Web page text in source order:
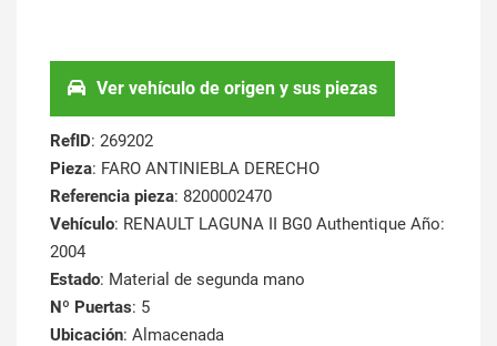
Ver vehículo de origen y sus piezas
RefID: 269202
Pieza: FARO ANTINIEBLA DERECHO
Referencia pieza: 8200002470
Vehículo: RENAULT LAGUNA II BG0 Authentique Año:
2004
Estado: Material de segunda mano
Nº Puertas: 5
Ubicación: Almacenada